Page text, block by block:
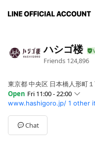
ハシゴ楼
Friends 124,896
東京都 中央区 日本橋人形町
Open Fri 11:00 - 22:00
Sun11:00 - 22:00
Mon11:00 - 22:00
Tue11:00 - 22:00
Wed11:00 - 22:00
www.hashigoro.jp/ 1 other
Chat